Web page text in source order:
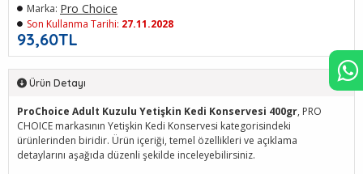
93,60TL
Marka: Pro Choice
Son Kullanma Tarihi: 27.11.2028
Ürün Detayı
ProChoice Adult Kuzulu Yetişkin Kedi Konservesi 400gr, PRO
CHOICE markasının Yetişkin Kedi Konservesi kategorisindeki
ürünlerinden biridir. Ürün içeriği, temel özellikleri ve açıklama
detaylarını aşağıda düzenli şekilde inceleyebilirsiniz.